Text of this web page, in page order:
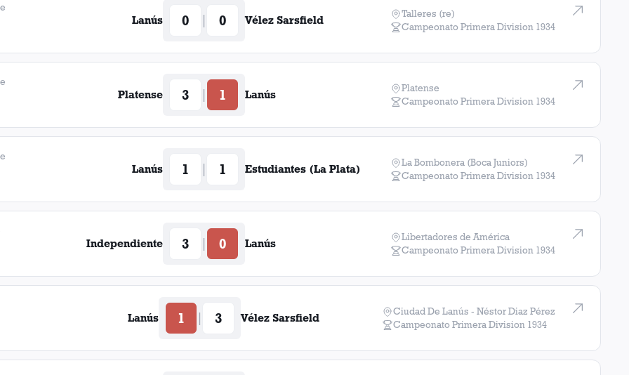
Lanús 0 0 Vélez Sarsfield
Talleres (re)
Campeonato Primera Division 1934
Platense 3 1 Lanús
Platense
Campeonato Primera Division 1934
Lanús 1 1 Estudiantes (La Plata)
La Bombonera (Boca Juniors)
Campeonato Primera Division 1934
Independiente 3 0 Lanús
Libertadores de América
Campeonato Primera Division 1934
Lanús 1 3 Vélez Sarsfield
Ciudad De Lanús - Néstor Diaz Pérez
Campeonato Primera Division 1934